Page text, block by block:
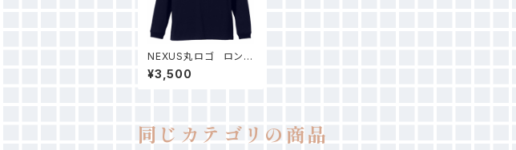
NEXUS丸ロゴ ロング
Tシャツ（ネイビー）
¥3,500
同じカテゴリの商品